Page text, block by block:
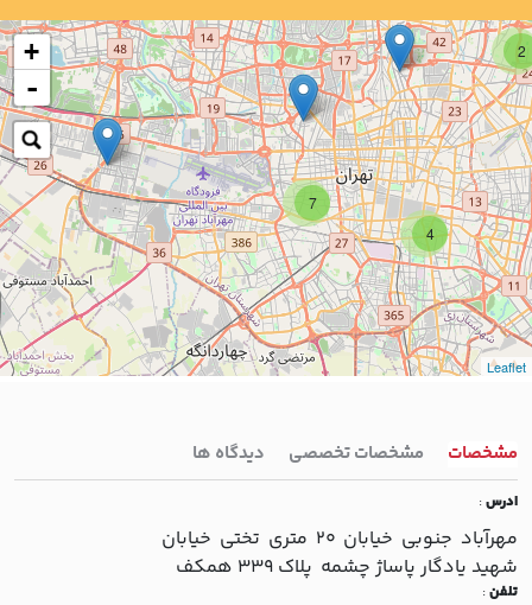
7
2
4
+
-
Leaflet
مشخصات مشخصات تخصصی دیدگاه ها
ادرس:
مهرآباد جنوبي خيابان 20 متري تختي خيابان
شهيد يادگار پاساژ چشمه پلاک 339 همکف
تلفن: